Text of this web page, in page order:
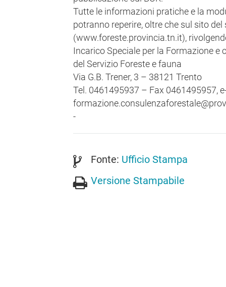
Tutte le informazioni pratiche e la
potranno reperire, oltre che sul sito del
(www.foreste.provincia.tn.it),
Incarico Speciale per la Formazione e
del Servizio Foreste e fauna
Via G.B. Trener, 3 – 38121 Trento
Tel. 0461495937 – Fax 0461495957,
-
Fonte: Ufficio Stampa
Versione Stampabile